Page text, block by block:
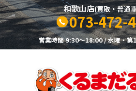
和歌山店(買取・普通
073-472-
営業時間 9:30～18:00 / 水曜・第